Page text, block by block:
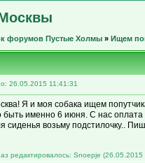
форумов Пустые Холмы » Ищем
26.05.2015 11:41:31
Я и моя собака ищем
быть именно 6 июня. С нас оплата
сиденья возьму подстилочку..
редактировалось: Snoepje